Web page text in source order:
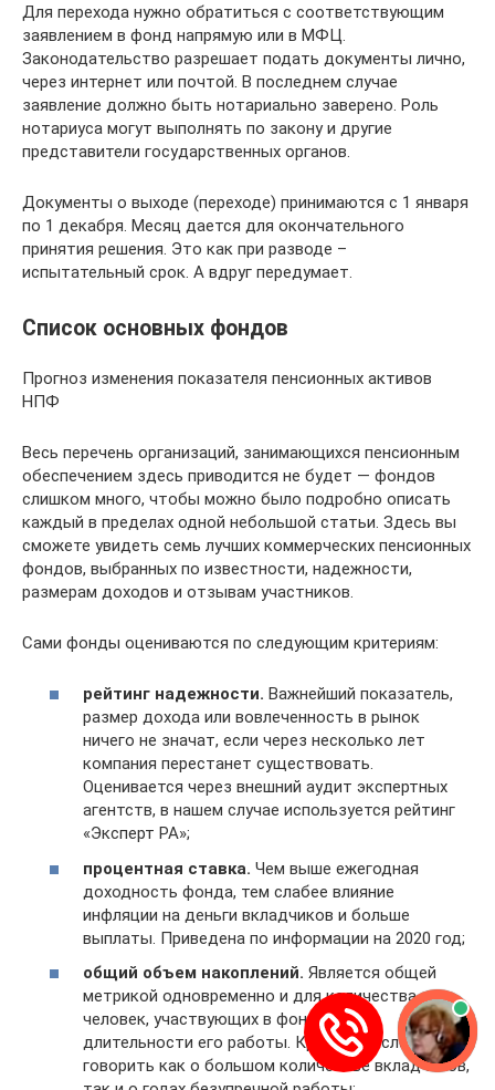
Для перехода нужно обратиться с соответствующим
заявлением в фонд напрямую или в МФЦ.
Законодательство разрешает подать документы лично,
через интернет или почтой. В последнем случае
заявление должно быть нотариально заверено. Роль
нотариуса могут выполнять по закону и другие
представители государственных органов.
Документы о выходе (переходе) принимаются с 1 января
по 1 декабря. Месяц дается для окончательного
принятия решения. Это как при разводе –
испытательный срок. А вдруг передумает.
Список основных фондов
Прогноз изменения показателя пенсионных активов
НПФ
Весь перечень организаций, занимающихся пенсионным
обеспечением здесь приводится не будет — фондов
слишком много, чтобы можно было подробно описать
каждый в пределах одной небольшой статьи. Здесь вы
сможете увидеть семь лучших коммерческих пенсионных
фондов, выбранных по известности, надежности,
размерам доходов и отзывам участников.
Сами фонды оцениваются по следующим критериям:
рейтинг надежности. Важнейший показатель,
размер дохода или вовлеченность в рынок
ничего не значат, если через несколько лет
компания перестанет существовать.
Оценивается через внешний аудит экспертных
агентств, в нашем случае используется рейтинг
«Эксперт РА»;
процентная ставка. Чем выше ежегодная
доходность фонда, тем слабее влияние
инфляции на деньги вкладчиков и больше
выплаты. Приведена по информации на 2020 год;
общий объем накоплений. Является общей
метрикой одновременно и для количества
человек, участвующих в фонде, и для
длительности его работы. Крупное число может
говорить как о большом количестве вкладчиков,